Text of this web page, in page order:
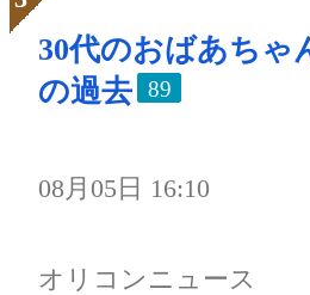
30代のおばあちゃ
の過去
89
08月05日 16:10
オリコンニュース